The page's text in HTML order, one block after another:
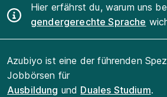
Hier erfährst du, warum uns
gendergerechte Sprache
Azubiyo ist eine der führenden
Jobbörsen für
Ausbildung und Duales Studium.